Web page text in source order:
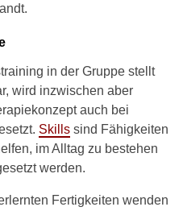
in der Gruppe stellt
wird inzwischen aber
auch bei
Skills sind Fähigkeiten
im Alltag zu bestehen
werden.
Fertigkeiten wenden